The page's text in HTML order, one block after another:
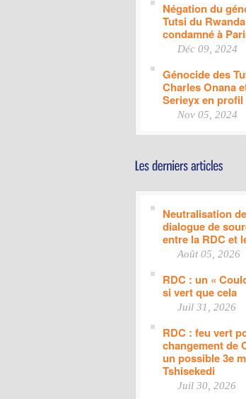
Négation du
Tutsi du
condamné à
Déc 09, 2024
Génocide des
Charles Onana
Serieyx en profil
Nov 05, 2024
Neutralisation
dialogue de
entre la RDC et
Août 05, 2026
RDC : un «
si vert que cela
Juil 31, 2026
RDC : feu vert
changement de
un possible 3e
Tshisekedi
Juil 30, 2026